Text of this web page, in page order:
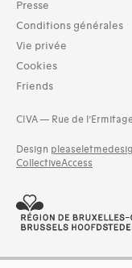
1861 (4)
1862 (4)
1863 (3)
1864 (6)
1866 (3)
and 3 more
Presse
Conditions générales
Vie privée
Cookies
Friends
CIVA — Rue de
Design
CollectiveAccess